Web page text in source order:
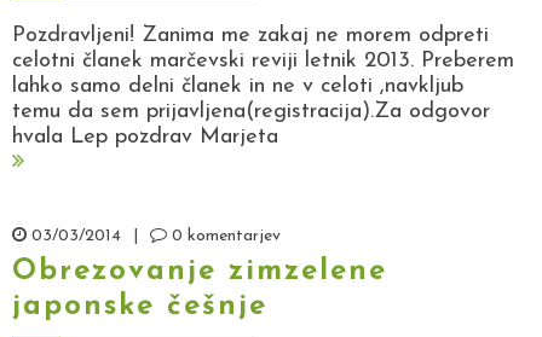
Pozdravljeni! Zanima me zakaj ne morem odpreti
celotni članek marčevski reviji letnik 2013. Preberem
lahko samo delni članek in ne v celoti ,navkljub
temu da sem prijavljena(registracija).Za odgovor
hvala Lep pozdrav Marjeta
03/03/2014 0 komentarjev
Obrezovanje zimzelene
japonske češnje